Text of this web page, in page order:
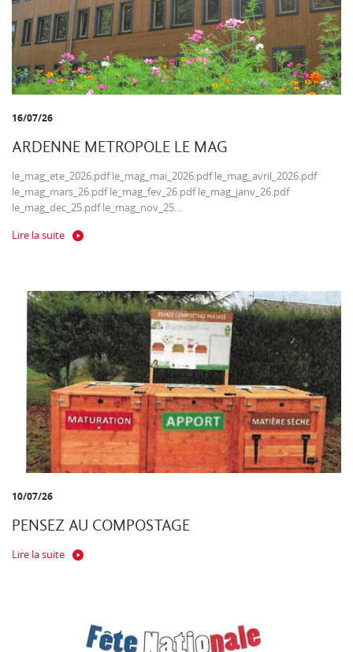
16/07/26
ARDENNE METROPOLE LE MAG
le_mag_ete_2026.pdf le_mag_mai_2026.pdf le_mag_avril_2026.pdf
le_mag_mars_26.pdf le_mag_fev_26.pdf le_mag_janv_26.pdf
le_mag_dec_25.pdf le_mag_nov_25...
Lire la suite
10/07/26
PENSEZ AU COMPOSTAGE
Lire la suite